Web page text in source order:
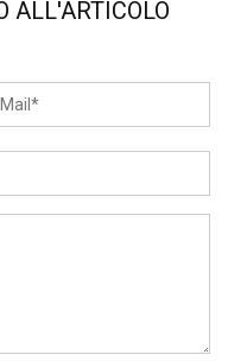
ALL'ARTICOLO